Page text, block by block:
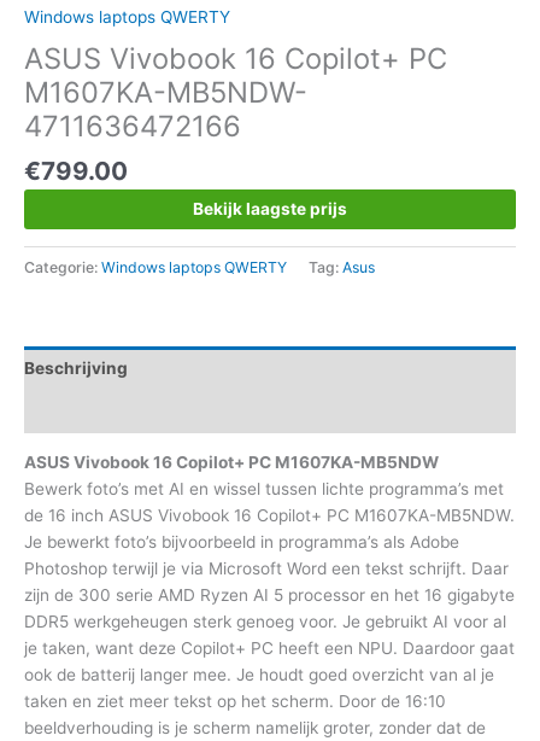
Windows laptops QWERTY
ASUS Vivobook 16 Copilot+ PC
M1607KA-MB5NDW-
4711636472166
€799.00
Bekijk laagste prijs
Categorie: Windows laptops QWERTY Tag: Asus
Beschrijving
ASUS Vivobook 16 Copilot+ PC M1607KA-MB5NDW
Bewerk foto’s met AI en wissel tussen lichte programma’s met
de 16 inch ASUS Vivobook 16 Copilot+ PC M1607KA-MB5NDW.
Je bewerkt foto’s bijvoorbeeld in programma’s als Adobe
Photoshop terwijl je via Microsoft Word een tekst schrijft. Daar
zijn de 300 serie AMD Ryzen AI 5 processor en het 16 gigabyte
DDR5 werkgeheugen sterk genoeg voor. Je gebruikt AI voor al
je taken, want deze Copilot+ PC heeft een NPU. Daardoor gaat
ook de batterij langer mee. Je houdt goed overzicht van al je
taken en ziet meer tekst op het scherm. Door de 16:10
beeldverhouding is je scherm namelijk groter, zonder dat de